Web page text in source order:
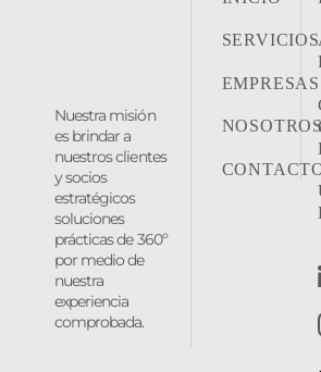
Nuestra misión
es brindar a
nuestros clientes
y socios
estratégicos
soluciones
prácticas de 360º
por medio de
nuestra
experiencia
comprobada.
SERVICIOS
EMPRESAS